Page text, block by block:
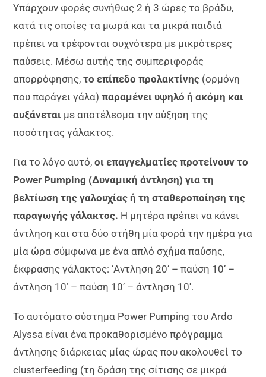
Υπάρχουν φορές συνήθως 2 ή 3 ώρες το βράδυ,
κατά τις οποίες τα μωρά και τα μικρά παιδιά
πρέπει να τρέφονται συχνότερα με μικρότερες
παύσεις. Μέσω αυτής της συμπεριφοράς
απορρόφησης,το επίπεδο προλακτίνης (ορμόνη
που παράγει γάλα)παραμένει υψηλό ή ακόμη και
αυξάνεται με αποτέλεσμα την αύξηση της
ποσότητας γάλακτος.
Για το λόγο αυτό,οι επαγγελματίες προτείνουν το
Power Pumping (Δυναμική άντληση) για τη
βελτίωση της γαλουχίας ή τη σταθεροποίηση της
παραγωγής γάλακτος. Η μητέρα πρέπει να κάνει
άντληση και στα δύο στήθη μία φορά την ημέρα για
μία ώρα σύμφωνα με ένα απλό σχήμα παύσης,
έκφρασης γάλακτος: ‘Αντληση 20’ – παύση 10’ –
άντληση 10’ – παύση 10’ – άντληση 10′.
Το αυτόματο σύστημα Power Pumping του Ardo
Alyssa είναι ένα προκαθορισμένο πρόγραμμα
άντλησης διάρκειας μίας ώρας που ακολουθεί τo
clusterfeeding (τη δράση της σίτισης σε μικρά